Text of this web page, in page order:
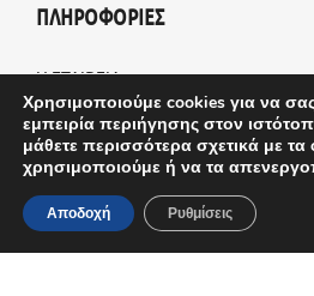
ΠΛΗΡΟΦΟΡΙΕΣ
Η ΕΤΑΙΡΕΙΑ
BLOG
ΠΡΟΣΑΡΜΟΣΜΕΝΕΣ ΠΑΡΑΓΓΕΛΙΕΣ
ΤΡΟΠΟΙ ΑΠΟΣΤΟΛΗΣ
ΤΡΟΠΟΙ ΠΛΗΡΩΜΗΣ
Χρησιμοποιούμε cookies για να
εμπειρία περιήγησης στον
μάθετε περισσότερα σχετικά με
χρησιμοποιούμε ή να τα
Αποδοχή Ρυθμίσεις